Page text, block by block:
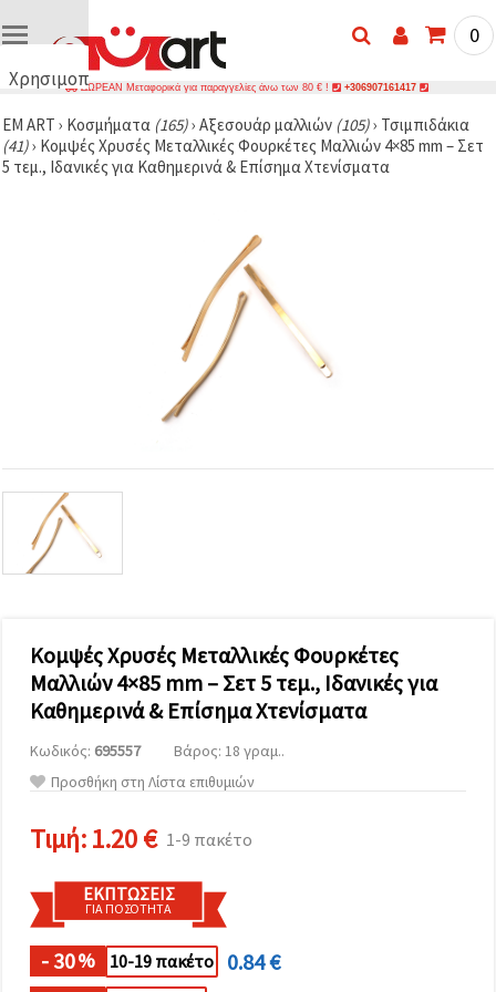
Χρησιμοποιούμε
🍪
Χρησιμοποιούμε
cookies και
αναλύουμε
επισκεψιμότητα
και να
προβάλλουμε
πιο σχετικό
περιεχόμενο
άλλων με
τη βοήθεια
συνεργατών
μας για
Μπορείτε
συμφωνήσετε
cookies
κάνοντας
ιστότοπο!
0
ΔΩΡΕΑΝ Μεταφορικά για παραγγελίες άνω των 80 € ! +306907161417
EM ART › Κοσμήματα (165)› Αξεσουάρ μαλλιών (105)› Τσιμπιδάκια
(41)› Κομψές Χρυσές Μεταλλικές Φουρκέτες Μαλλιών 4×85 mm – Σετ
5 τεμ., Ιδανικές για Καθημερινά & Επίσημα Χτενίσματα
Κομψές Χρυσές Μεταλλικές Φουρκέτες
Μαλλιών 4×85 mm – Σετ 5 τεμ., Ιδανικές για
Καθημερινά & Επίσημα Χτενίσματα
Κωδικός: 695557
Βάρος: 18 γραμ..
Προσθήκη στη Λίστα επιθυμιών
Τιμή:1.20 € 1-9 πακέτο
ΕΚΠΤΏΣΕΙΣ
ΓΙΑ ΠΟΣΌΤΗΤΑ
- 30% 10-19 πακέτο
0.84 €